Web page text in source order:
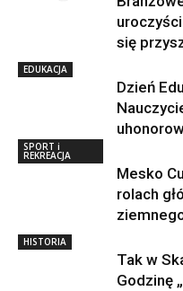
się
EDUKACJA
Dzień
SPORT i
REKREACJA
Mesko
rolach
HISTORIA
Tak w
Godzinę